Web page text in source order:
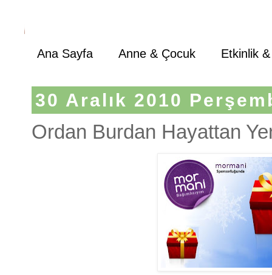
Ana Sayfa Anne & Çocuk Etkinlik
30 Aralık 2010
Ordan Burdan Hayattan